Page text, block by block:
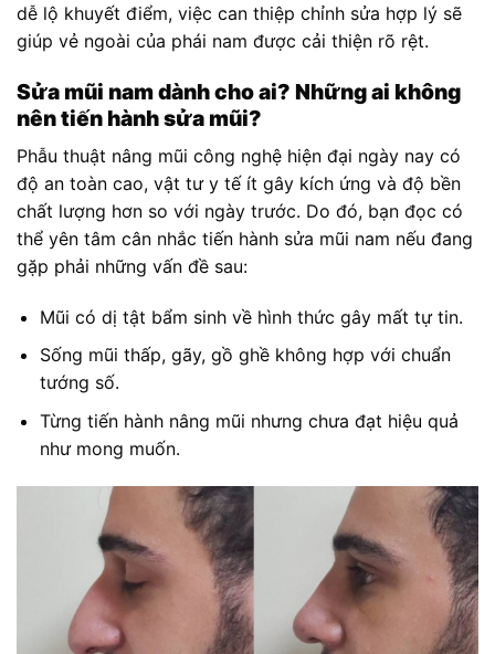
dễ lộ khuyết điểm, việc can thiệp chỉnh sửa hợp lý sẽ
giúp vẻ ngoài của phái nam được cải thiện rõ rệt.
Sửa mũi nam dành cho ai? Những ai không
nên tiến hành sửa mũi?
Phẫu thuật nâng mũi công nghệ hiện đại ngày nay có
độ an toàn cao, vật tư y tế ít gây kích ứng và độ bền
chất lượng hơn so với ngày trước. Do đó, bạn đọc có
thể yên tâm cân nhắc tiến hành sửa mũi nam nếu đang
gặp phải những vấn đề sau:
Mũi có dị tật bẩm sinh về hình thức gây mất tự tin.
Sống mũi thấp, gãy, gồ ghề không hợp với chuẩn
tướng số.
Từng tiến hành nâng mũi nhưng chưa đạt hiệu quả
như mong muốn.